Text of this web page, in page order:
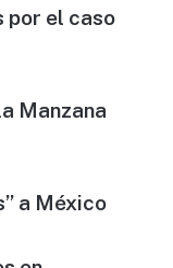
por el caso
Manzana
a México